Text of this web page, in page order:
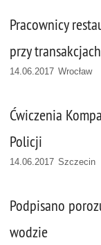
Pracownicy
przy
14.06.2017 Wrocław
Ćwiczenia
Policji
14.06.2017 Szczecin
Podpisano
wodzie